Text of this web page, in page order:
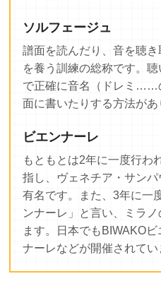
ソルフェージュ
譜面を読んだり、音を聴
を養う訓練の総称です。
で正確に音名（ドレミ……
面に書いたりする方法があ
ビエンナーレ
もともとは2年に一度行わ
指し、ヴェネチア・サン
有名です。また、3年に一
ンナーレ」と言い、ミラ
ます。日本でもBIWAKO
ナーレなどが開催されてい